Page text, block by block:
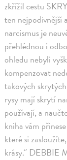
zkřížil cestu
ten nejpodivnější
narcismus je
přehlédnou i
ohledu nebyli
kompenzovat
takových
rysy mají skrytí
používají, a
kniha vám
které si
krásy.“ DEBBIE